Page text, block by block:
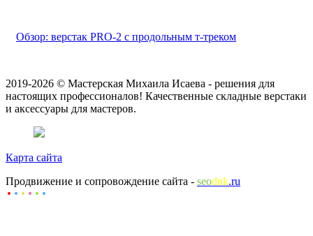
Обзор: верстак PRO-2 с продольным т-треком
2019-2026 © Мастерская Михаила Исаева - решения для
настоящих профессионалов! Качественные складные верстаки
и аксессуары для мастеров.
Карта сайта
Продвижение и сопровождение сайта - seodnk.ru